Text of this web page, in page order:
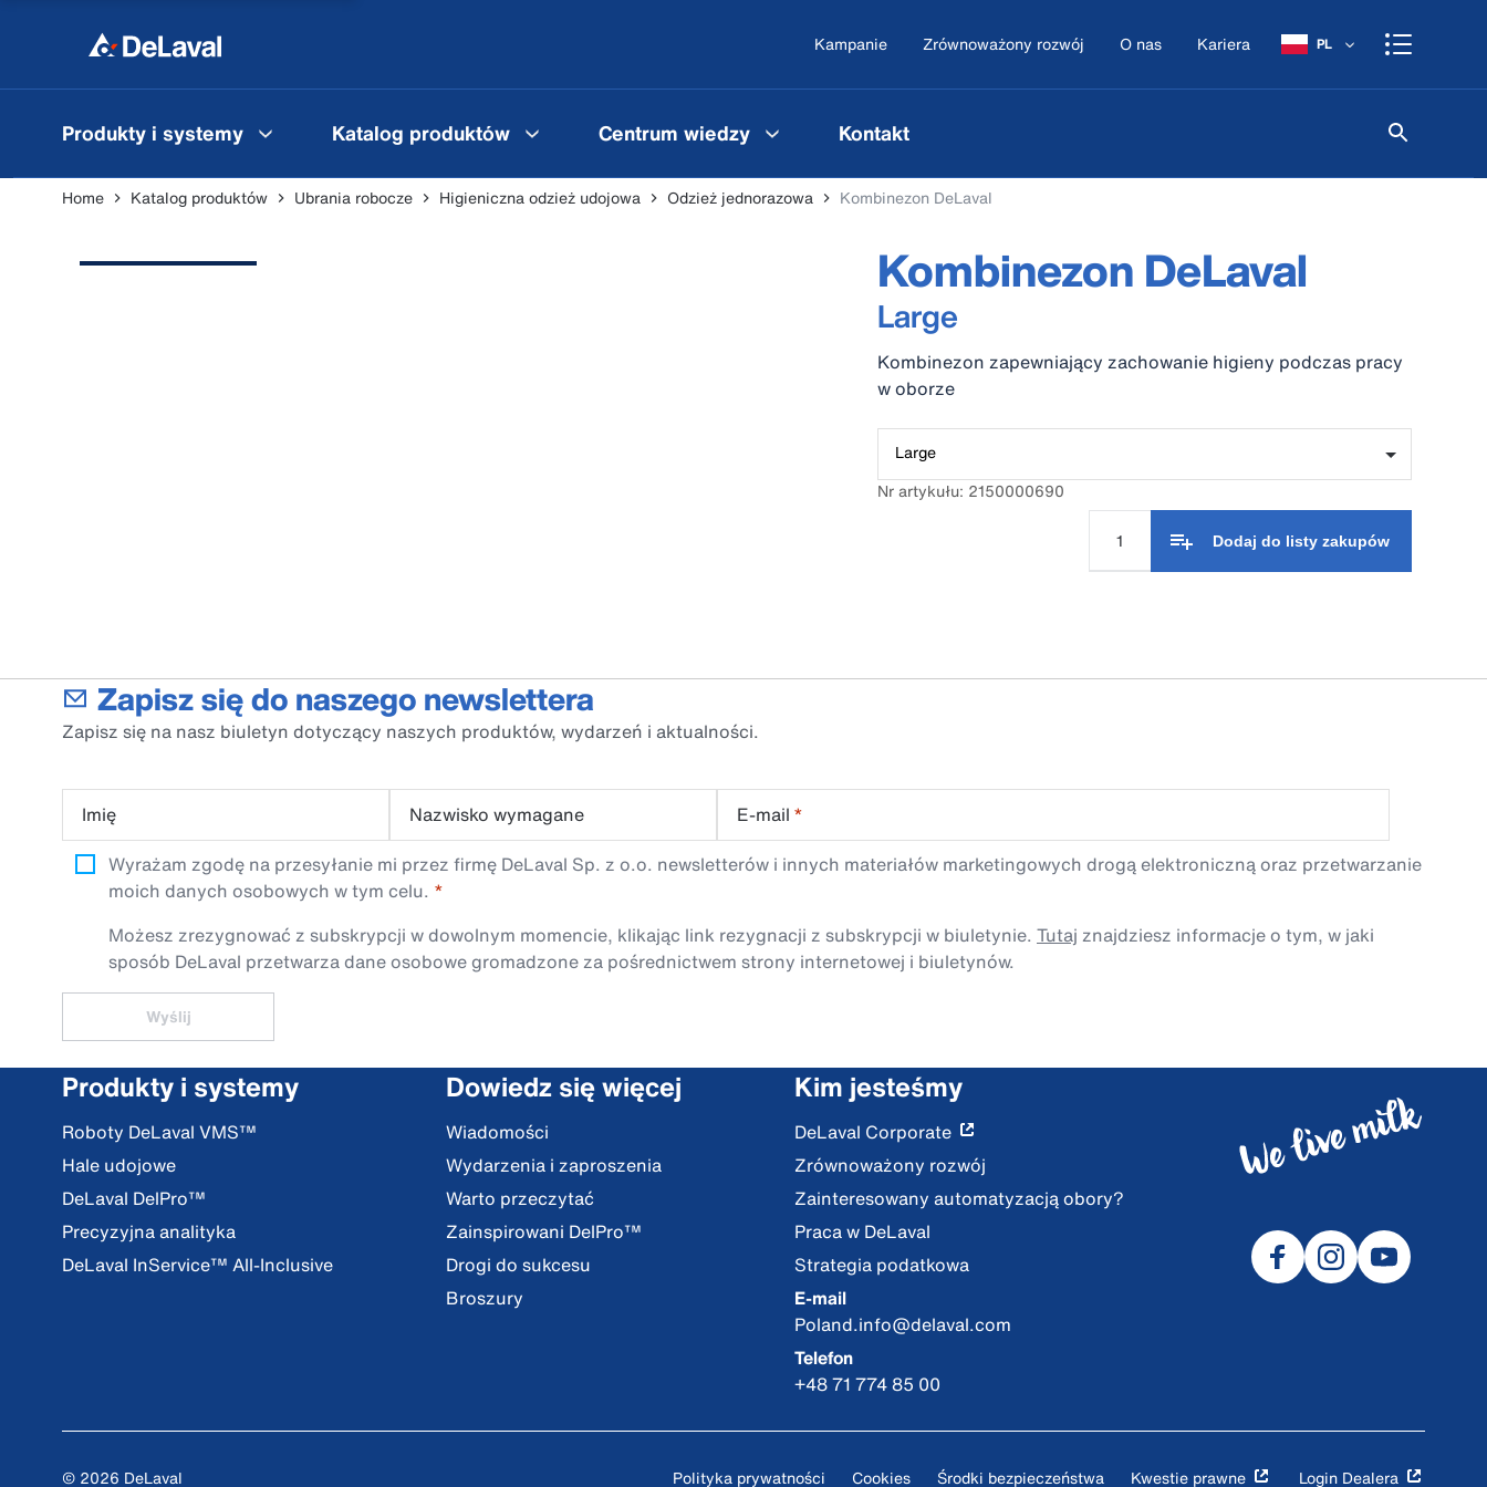
Kampanie Zrównoważony rozwój O nas Kariera PL
Produkty i systemy Katalog produktów Centrum wiedzy Kontakt
Home Katalog produktów Ubrania robocze Higieniczna odzież udojowa Odzież jednorazowa Kombinezon DeLaval
Kombinezon DeLaval
Large
Kombinezon zapewniający zachowanie higieny podczas pracy
w oborze
Large
Nr artykułu: 2150000690
Dodaj do listy zakupów
Zapisz się do naszego newslettera
Zapisz się na nasz biuletyn dotyczący naszych produktów, wydarzeń i aktualności.
Imię Nazwisko wymagane E-mail *
Wyrażam zgodę na przesyłanie mi przez firmę DeLaval Sp. z o.o. newsletterów i innych materiałów marketingowych drogą elektroniczną oraz przetwarzanie
moich danych osobowych w tym celu.
Możesz zrezygnować z subskrypcji w dowolnym momencie, klikając link rezygnacji z subskrypcji w biuletynie. Tutaj znajdziesz informacje o tym, w jaki
sposób DeLaval przetwarza dane osobowe gromadzone za pośrednictwem strony internetowej i biuletynów.
Wyślij
Produkty i systemy
Roboty DeLaval VMS™
Hale udojowe
DeLaval DelPro™
Precyzyjna analityka
DeLaval InService™ All-Inclusive
Dowiedz się więcej
Wiadomości
Wydarzenia i zaproszenia
Warto przeczytać
Zainspirowani DelPro™
Drogi do sukcesu
Broszury
Kim jesteśmy
DeLaval Corporate
Zrównoważony rozwój
Zainteresowany automatyzacją obory?
Praca w DeLaval
Strategia podatkowa
E-mail
Poland.info@delaval.com
Telefon
+48 71 774 85 00
© 2026 DeLaval Polityka prywatności Cookies Środki bezpieczeństwa Kwestie prawne Login Dealera